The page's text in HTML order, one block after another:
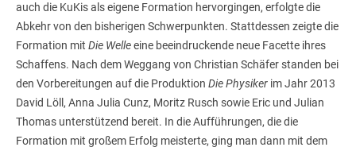
auch die KuKis als eigene Formation hervorgingen, erfolgte die
Abkehr von den bisherigen Schwerpunkten. Stattdessen zeigte die
Formation mit Die Welleeine beeindruckende neue Facette ihres
Schaffens. Nach dem Weggang von Christian Schäfer standen bei
den Vorbereitungen auf die Produktion Die Physikerim Jahr 2013
David Löll, Anna Julia Cunz, Moritz Rusch sowie Eric und Julian
Thomas unterstützend bereit. In die Aufführungen, die die
Formation mit großem Erfolg meisterte, ging man dann mit dem